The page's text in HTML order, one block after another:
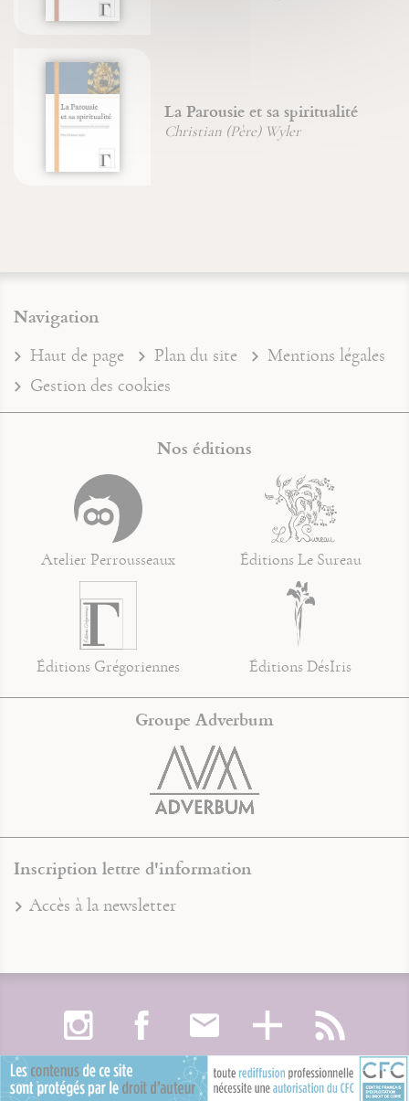
La Parousie et sa spiritualité
Christian (Père) Wyler
Navigation
Haut de page Plan du site
Mentions légales
Gestion des cookies
Nos éditions
Atelier Perrousseaux Éditions Le Sureau
Éditions Grégoriennes Éditions DésIris
Groupe Adverbum
Inscription lettre d'information
Accès à la newsletter